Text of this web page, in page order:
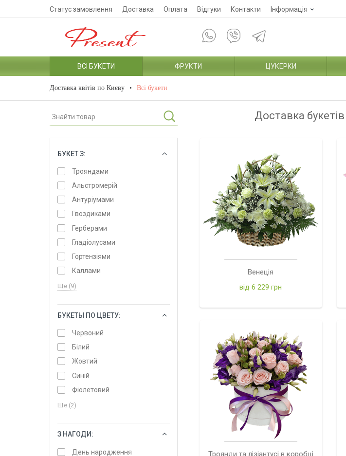
Статус замовлення Доставка Оплата Відгуки Контакти Інформація
ВСІ БУКЕТИ ФРУКТИ ЦУКЕРКИ
Доставка квітів по Києву Всі букети
БУКЕТ З:
Трояндами
Альстромерій
Антуріумами
Гвоздиками
Герберами
Гладіолусами
Гортензіями
Каллами
Ще (9)
БУКЕТЫ ПО ЦВЕТУ:
Червоний
Білий
Жовтий
Синій
Фіолетовий
Ще (2)
З НАГОДИ:
День народження
Доставка
Венеція
від 6 229 грн
Троянди та лізіантусі в коробці